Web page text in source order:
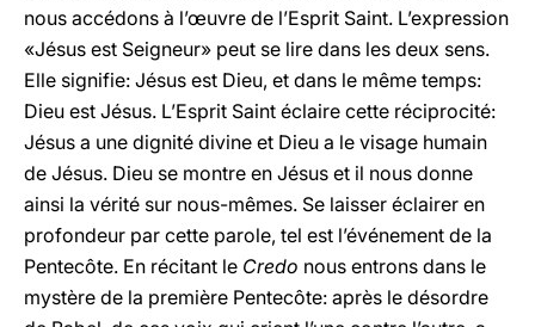
nous accédons à l’œuvre de l’Esprit Saint. L’expression
«Jésus est Seigneur» peut se lire dans les deux sens.
Elle signifie: Jésus est Dieu, et dans le même temps:
Dieu est Jésus. L’Esprit Saint éclaire cette réciprocité:
Jésus a une dignité divine et Dieu a le visage humain
de Jésus. Dieu se montre en Jésus et il nous donne
ainsi la vérité sur nous-mêmes. Se laisser éclairer en
profondeur par cette parole, tel est l’événement de la
Pentecôte. En récitant le Credo nous entrons dans le
mystère de la première Pentecôte: après le désordre